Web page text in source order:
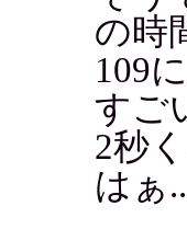
の時
109
すご
2秒
はぁ